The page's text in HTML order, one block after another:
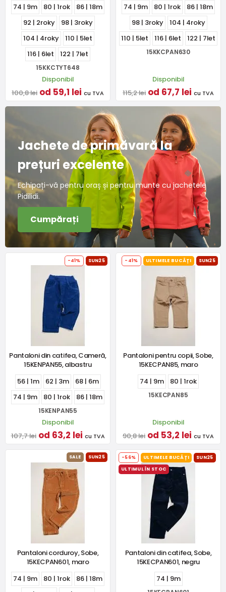
74 | 9m
80 | 1rok
86 | 18m
92 | 2roky
98 | 3roky
104 | 4roky
110 | 5let
116 | 6let
122 | 7let
15KKCTYT648
Disponibil
100,8 lei od 59,1 lei cu TVA
74 | 9m
80 | 1rok
86 | 18m
98 | 3roky
104 | 4roky
110 | 5let
116 | 6let 122 | 7let
15KKCPAN630
Disponibil
115,2 lei od 67,7 lei cu TVA
Jachete de primăvară la
prețuri excelente
Echipați-vă pentru oraș și pentru munte cu jachetele
Pidilidi.
Cumpărați
-41% SUN25
Pantaloni din catifea, Cameră,
15KENPAN55, albastru
56 | 1m
62 | 3m
68 | 6m
74 | 9m
80 | 1rok 86 | 18m
15KENPAN55
Disponibil
107,7 lei od 63,2 lei cu TVA
-41% ULTIMELE BUCĂȚI SUN25
Pantaloni pentru copii, Sobe,
15KECPAN85, maro
74 | 9m
80 | 1rok
15KECPAN85
Disponibil
90,8 lei od 53,2 lei cu TVA
SALE SUN25
Pantaloni corduroy, Sobe,
15KECPAN601, maro
74 | 9m
80 | 1rok
86 | 18m
-56% ULTIMELE BUCĂȚI
SUN25
ULTIMUL ÎN STOC
Pantaloni din catifea, Sobe,
15KECPAN601, negru
74 | 9m